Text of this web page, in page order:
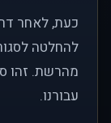
כעת, לאחר
להחלטה
מהרשת. זהו
עבורנו.